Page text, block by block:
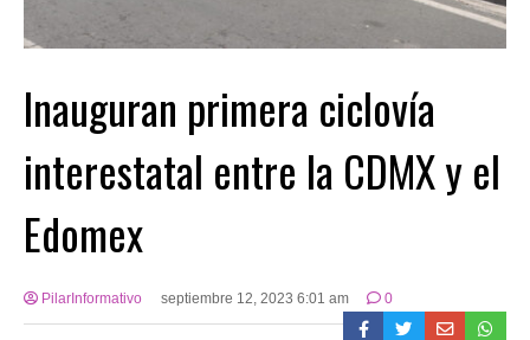
Inauguran primera ciclovía
interestatal entre la CDMX y el
Edomex
PilarInformativo septiembre 12, 2023 6:01 am 0